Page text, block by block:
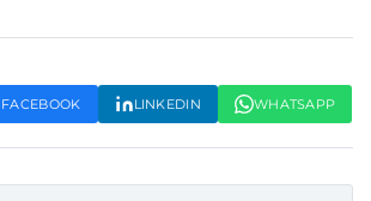
FACEBOOK LINKEDIN WHATSAPP